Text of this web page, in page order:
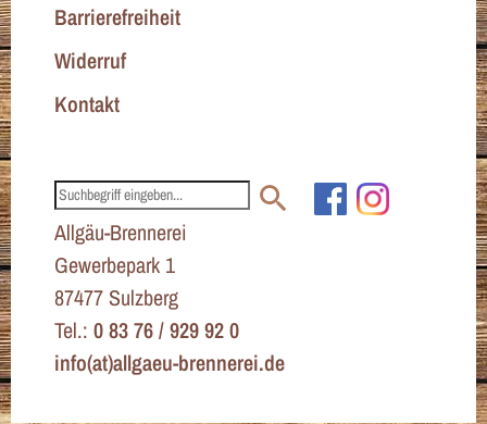
Barrierefreiheit
Widerruf
Kontakt
Allgäu-Brennerei
Gewerbepark 1
87477 Sulzberg
Tel.: 0 83 76 / 929 92 0
info(at)allgaeu-brennerei.de